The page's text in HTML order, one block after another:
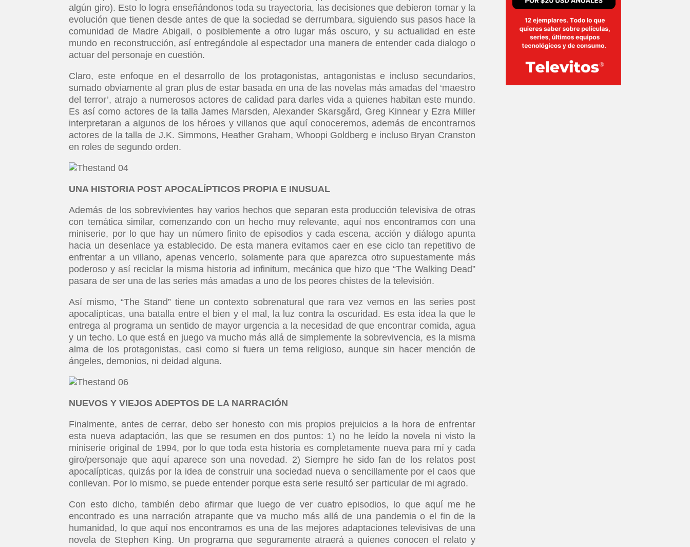
algún giro). Esto lo logra enseñándonos toda su trayectoria, las decisiones que debieron tomar y la
evolución que tienen desde antes de que la sociedad se derrumbara, siguiendo sus pasos hace la
comunidad de Madre Abigail, o posiblemente a otro lugar más oscuro, y su actualidad en este
mundo en reconstrucción, así entregándole al espectador una manera de entender cada dialogo o
actuar del personaje en cuestión.
Claro, este enfoque en el desarrollo de los protagonistas, antagonistas e incluso secundarios,
sumado obviamente al gran plus de estar basada en una de las novelas más amadas del ‘maestro
del terror’, atrajo a numerosos actores de calidad para darles vida a quienes habitan este mundo.
Es así como actores de la talla James Marsden, Alexander Skarsgård, Greg Kinnear y Ezra Miller
interpretaran a algunos de los héroes y villanos que aquí conoceremos, además de encontrarnos
actores de la talla de J.K. Simmons, Heather Graham, Whoopi Goldberg e incluso Bryan Cranston
en roles de segundo orden.
UNA HISTORIA POST APOCALÍPTICOS PROPIA E INUSUAL
Además de los sobrevivientes hay varios hechos que separan esta producción televisiva de otras
con temática similar, comenzando con un hecho muy relevante, aquí nos encontramos con una
miniserie, por lo que hay un número finito de episodios y cada escena, acción y diálogo apunta
hacia un desenlace ya establecido. De esta manera evitamos caer en ese ciclo tan repetitivo de
enfrentar a un villano, apenas vencerlo, solamente para que aparezca otro supuestamente más
poderoso y así reciclar la misma historia ad infinitum, mecánica que hizo que “The Walking Dead”
pasara de ser una de las series más amadas a uno de los peores chistes de la televisión.
Así mismo, “The Stand” tiene un contexto sobrenatural que rara vez vemos en las series post
apocalípticas, una batalla entre el bien y el mal, la luz contra la oscuridad. Es esta idea la que le
entrega al programa un sentido de mayor urgencia a la necesidad de que encontrar comida, agua
y un techo. Lo que está en juego va mucho más allá de simplemente la sobrevivencia, es la misma
alma de los protagonistas, casi como si fuera un tema religioso, aunque sin hacer mención de
ángeles, demonios, ni deidad alguna.
NUEVOS Y VIEJOS ADEPTOS DE LA NARRACIÓN
Finalmente, antes de cerrar, debo ser honesto con mis propios prejuicios a la hora de enfrentar
esta nueva adaptación, las que se resumen en dos puntos: 1) no he leído la novela ni visto la
miniserie original de 1994, por lo que toda esta historia es completamente nueva para mí y cada
giro/personaje que aquí aparece son una novedad. 2) Siempre he sido fan de los relatos post
apocalípticas, quizás por la idea de construir una sociedad nueva o sencillamente por el caos que
conllevan. Por lo mismo, se puede entender porque esta serie resultó ser particular de mi agrado.
Con esto dicho, también debo afirmar que luego de ver cuatro episodios, lo que aquí me he
encontrado es una narración atrapante que va mucho más allá de una pandemia o el fin de la
humanidad, lo que aquí nos encontramos es una de las mejores adaptaciones televisivas de una
novela de Stephen King. Un programa que seguramente atraerá a quienes conocen el relato y